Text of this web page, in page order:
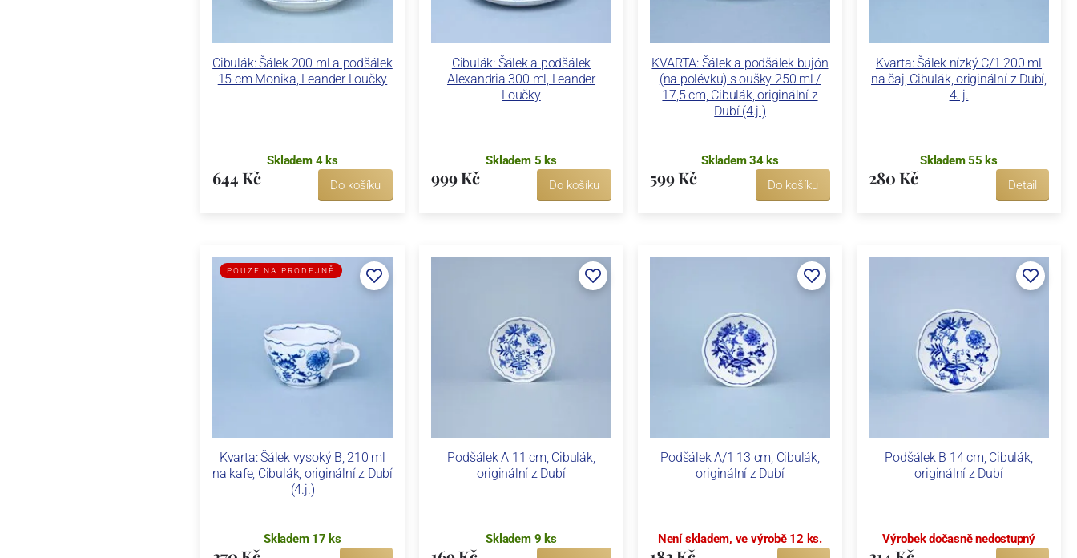
Cibulák: Šálek 200 ml a podšálek
15 cm Monika, Leander Loučky
Skladem 4 ks
644 Kč Do košíku
Cibulák: Šálek a podšálek
Alexandria 300 ml, Leander
Loučky
Skladem 5 ks
999 Kč Do košíku
KVARTA: Šálek a podšálek bujón
(na polévku) s oušky 250 ml /
17,5 cm, Cibulák, originální z
Dubí (4.j.)
Skladem 34 ks
599 Kč Do košíku
Kvarta: Šálek nízký C/1 200 ml
na čaj, Cibulák, originální z Dubí,
4. j.
Skladem 55 ks
280 Kč Detail
Kvarta: Šálek vysoký B, 210 ml
na kafe, Cibulák, originální z Dubí
(4.j.)
POUZE NA PRODEJNĚ
Skladem 17 ks
Podšálek A 11 cm, Cibulák,
originální z Dubí
Skladem 9 ks
Podšálek A/1 13 cm, Cibulák,
originální z Dubí
Není skladem, ve výrobě 12 ks.
Podšálek B 14 cm, Cibulák,
originální z Dubí
Výrobek dočasně nedostupný